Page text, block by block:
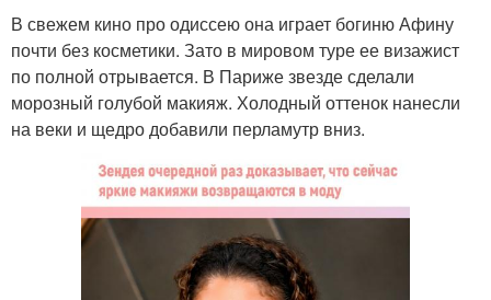
В свежем кино про одиссею она играет богиню Афину
почти без косметики. Зато в мировом туре ее визажист
по полной отрывается. В Париже звезде сделали
морозный голубой макияж. Холодный оттенок нанесли
на веки и щедро добавили перламутр вниз.